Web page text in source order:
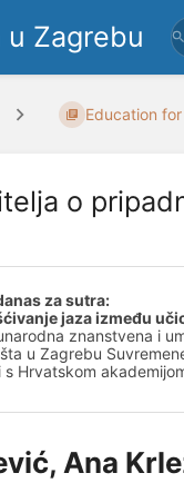
Zagrebu
Education
o
za sutra:
jaza između
znanstvena i
u Zagrebu
s Hrvatskom
Ana